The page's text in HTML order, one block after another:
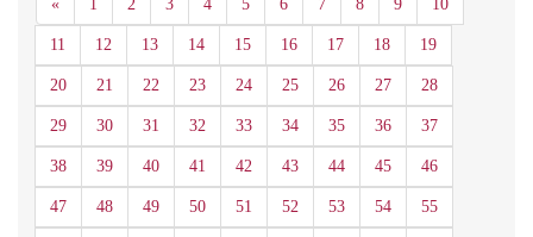
« 1 2 3 4 5 6 7 8 9 10
11 12 13 14 15 16 17 18 19
20 21 22 23 24 25 26 27 28
29 30 31 32 33 34 35 36 37
38 39 40 41 42 43 44 45 46
47 48 49 50 51 52 53 54 55